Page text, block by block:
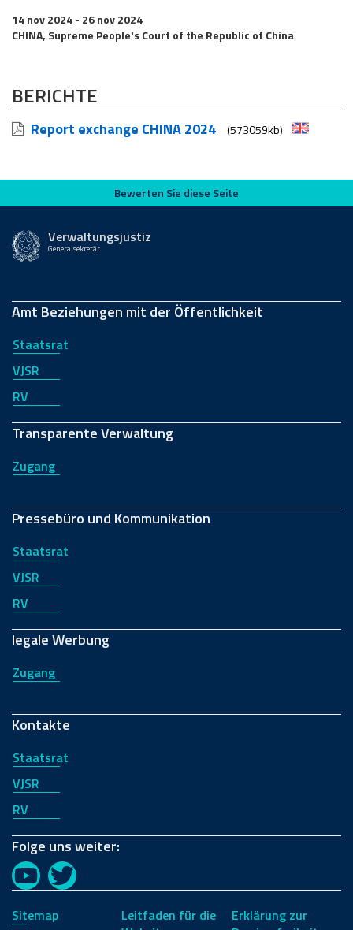
14 nov 2024- 26 nov 2024
CHINA, Supreme People's Court of the Republic of China
BERICHTE
Report exchange CHINA 2024 (573059kb)
Bewerten Sie diese Seite
Bewerten Sie diese Seite
Verwaltungsjustiz
Generalsekretär
Amt Beziehungen mit der Öffentlichkeit
Staatsrat
VJSR
RV
Transparente Verwaltung
Zugang
Pressebüro und Kommunikation
Staatsrat
VJSR
RV
legale Werbung
Zugang
Kontakte
Staatsrat
VJSR
RV
Folge uns weiter:
YouTubeTwitter
Sitemap
Leitfaden für die
Erklärung zur